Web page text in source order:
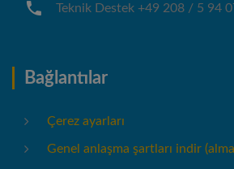
Teknik Destek +49 208 / 5 94
Bağlantılar
Çerez ayarları
Genel anlaşma şartları indir